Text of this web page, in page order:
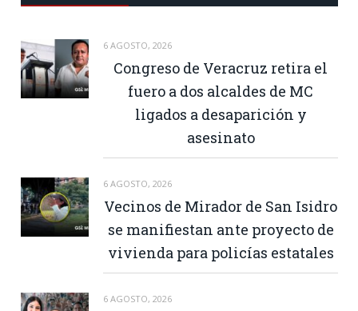
6 AGOSTO, 2026
Congreso de Veracruz retira el
fuero a dos alcaldes de MC
ligados a desaparición y
asesinato
6 AGOSTO, 2026
Vecinos de Mirador de San Isidro
se manifiestan ante proyecto de
vivienda para policías estatales
6 AGOSTO, 2026